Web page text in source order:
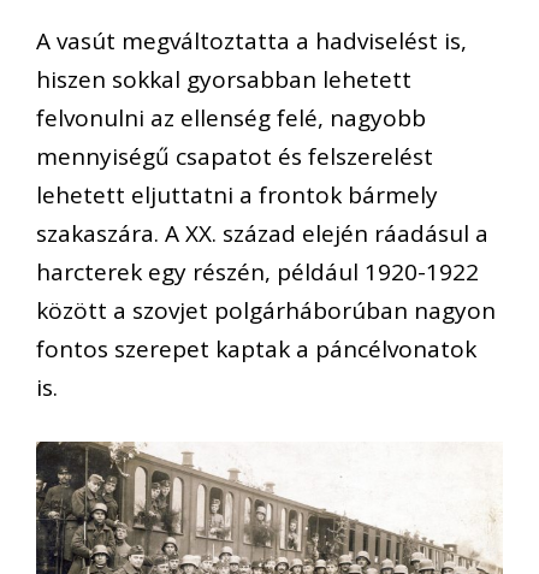
A vasút megváltoztatta a hadviselést is,
hiszen sokkal gyorsabban lehetett
felvonulni az ellenség felé, nagyobb
mennyiségű csapatot és felszerelést
lehetett eljuttatni a frontok bármely
szakaszára. A XX. század elején ráadásul a
harcterek egy részén, például 1920-1922
között a szovjet polgárháborúban nagyon
fontos szerepet kaptak a páncélvonatok
is.